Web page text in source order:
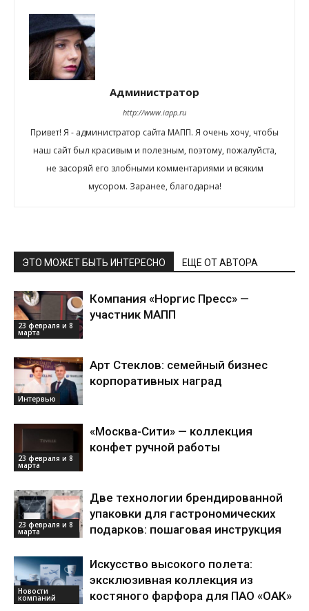
Администратор
http://www.iapp.ru
Привет! Я - администратор сайта МАПП. Я очень хочу, чтобы
наш сайт был красивым и полезным, поэтому, пожалуйста,
не засоряй его злобными комментариями и всяким
мусором. Заранее, благодарна!
ЭТО МОЖЕТ БЫТЬ ИНТЕРЕСНО ЕЩЕ ОТ АВТОРА
23 февраля и 8
марта
Компания «Норгис Пресс» —
участник МАПП
Интервью
Арт Стеклов: семейный бизнес
корпоративных наград
23 февраля и 8
марта
«Москва-Сити» — коллекция
конфет ручной работы
23 февраля и 8
марта
Две технологии брендированной
упаковки для гастрономических
подарков: пошаговая инструкция
Новости
компаний
Искусство высокого полета:
эксклюзивная коллекция из
костяного фарфора для ПАО «ОАК»